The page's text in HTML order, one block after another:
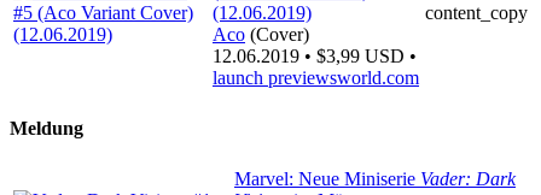
Aco (Cover)
12.06.2019 • $3,99 USD •
launch previewsworld.com
content_copy
Meldung
Marvel: Neue Miniserie Vader: Dark